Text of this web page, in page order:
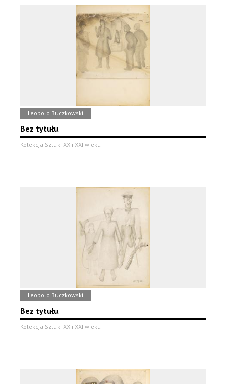
Leopold Buczkowski
Bez tytułu
Kolekcja Sztuki XX i XXI wieku
Leopold Buczkowski
Bez tytułu
Kolekcja Sztuki XX i XXI wieku